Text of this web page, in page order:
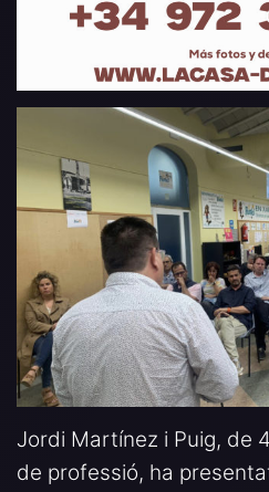
Jordi Martínez i Puig, de
de professió, ha